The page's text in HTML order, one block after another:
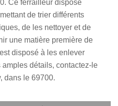
Ce ferrailleur dispose
de trier différents
de les nettoyer et de
une matière première de
disposé à les enlever
détails, contactez-le
dans le 69700.